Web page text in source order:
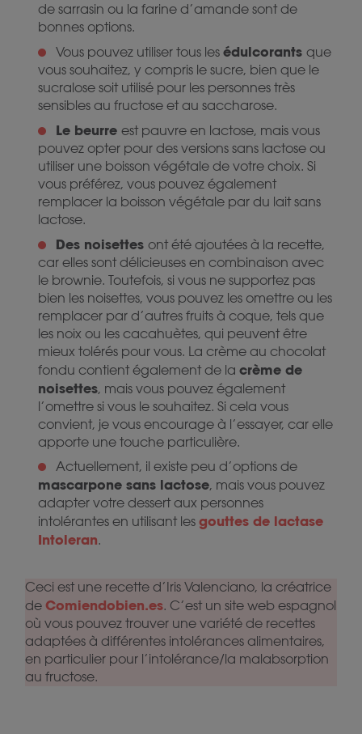
de sarrasin ou la farine d’amande sont de
bonnes options.
Vous pouvez utiliser tous les édulcorants que
vous souhaitez, y compris le sucre, bien que le
sucralose soit utilisé pour les personnes très
sensibles au fructose et au saccharose.
Le beurre est pauvre en lactose, mais vous
pouvez opter pour des versions sans lactose ou
utiliser une boisson végétale de votre choix. Si
vous préférez, vous pouvez également
remplacer la boisson végétale par du lait sans
lactose.
Des noisettes ont été ajoutées à la recette,
car elles sont délicieuses en combinaison avec
le brownie. Toutefois, si vous ne supportez pas
bien les noisettes, vous pouvez les omettre ou les
remplacer par d’autres fruits à coque, tels que
les noix ou les cacahuètes, qui peuvent être
mieux tolérés pour vous. La crème au chocolat
fondu contient également de la crème de
noisettes, mais vous pouvez également
l’omettre si vous le souhaitez. Si cela vous
convient, je vous encourage à l’essayer, car elle
apporte une touche particulière.
Actuellement, il existe peu d’options de
mascarpone sans lactose, mais vous pouvez
adapter votre dessert aux personnes
intolérantes en utilisant les gouttes de lactase
Intoleran.
Ceci est une recette d’Iris Valenciano, la créatrice
de Comiendobien.es. C’est un site web espagnol
où vous pouvez trouver une variété de recettes
adaptées à différentes intolérances alimentaires,
en particulier pour l’intolérance/la malabsorption
au fructose.